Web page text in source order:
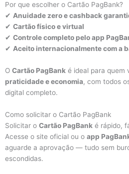
Por que escolher o Cartão PagBank?
✔ Anuidade zero e cashback
✔ Cartão físico e virtual
✔ Controle completo pelo app
✔ Aceito internacionalmente com a
O Cartão PagBank é ideal para quem
praticidade e economia, com todos
digital completo.
Como solicitar o Cartão PagBank
Solicitar o Cartão PagBank é rápido,
Acesse o site oficial ou o app
aguarde a aprovação — tudo sem
escondidas.